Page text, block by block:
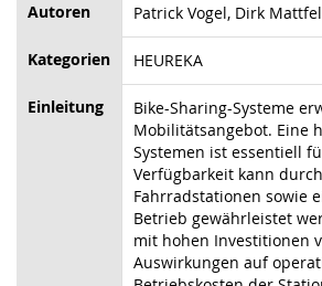
Autoren Patrick Vogel, Dirk
Kategorien HEUREKA
Einleitung
Bike-Sharing-Systeme
Mobilitätsangebot. Eine
Systemen ist essentiell
Verfügbarkeit kann
Fahrradstationen sowie
Betrieb gewährleistet
mit hohen Investitionen
Auswirkungen auf